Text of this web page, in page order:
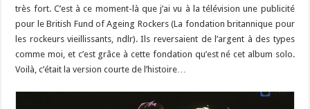
très fort. C’est à ce moment-là que j’ai vu à la télévision une publicité
pour le British Fund of Ageing Rockers (La fondation britannique pour
les rockeurs vieillissants, ndlr). Ils reversaient de l’argent à des types
comme moi, et c’est grâce à cette fondation qu’est né cet album solo.
Voilà, c’était la version courte de l’histoire…